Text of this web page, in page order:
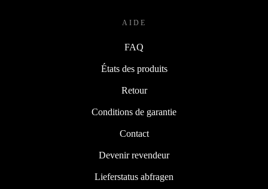
AIDE
FAQ
États des produits
Retour
Conditions de garantie
Contact
Devenir revendeur
Lieferstatus abfragen